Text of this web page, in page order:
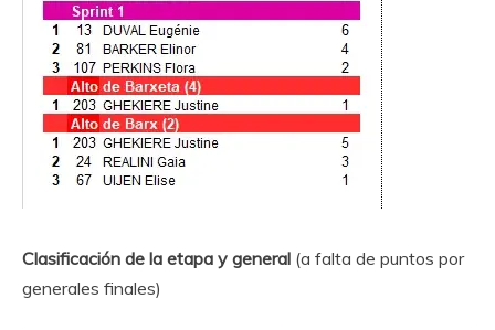
Clasificación de la etapa y general (a falta de puntos por
generales finales)